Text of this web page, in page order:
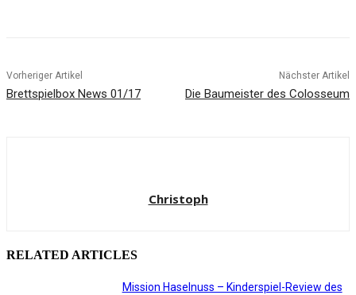
Vorheriger Artikel
Brettspielbox News 01/17
Nächster Artikel
Die Baumeister des Colosseum
Christoph
RELATED ARTICLES
Mission Haselnuss – Kinderspiel-Review des